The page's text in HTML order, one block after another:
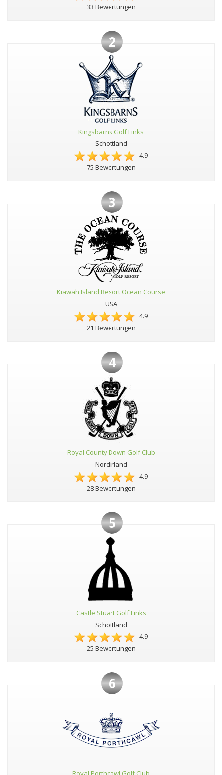
33 Bewertungen
2
Kingsbarns Golf Links
Schottland
4.9
75 Bewertungen
3
Kiawah Island Resort Ocean Course
USA
4.9
21 Bewertungen
4
Royal County Down Golf Club
Nordirland
4.9
28 Bewertungen
5
Castle Stuart Golf Links
Schottland
4.9
25 Bewertungen
6
Royal Porthcawl Golf Club